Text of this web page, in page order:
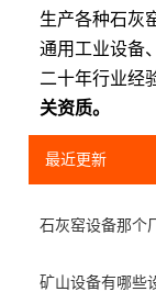
生产各种石灰
通用工业设备
二十年行业经
关资质。
最近更新
石灰窑设备那个
矿山设备有哪些